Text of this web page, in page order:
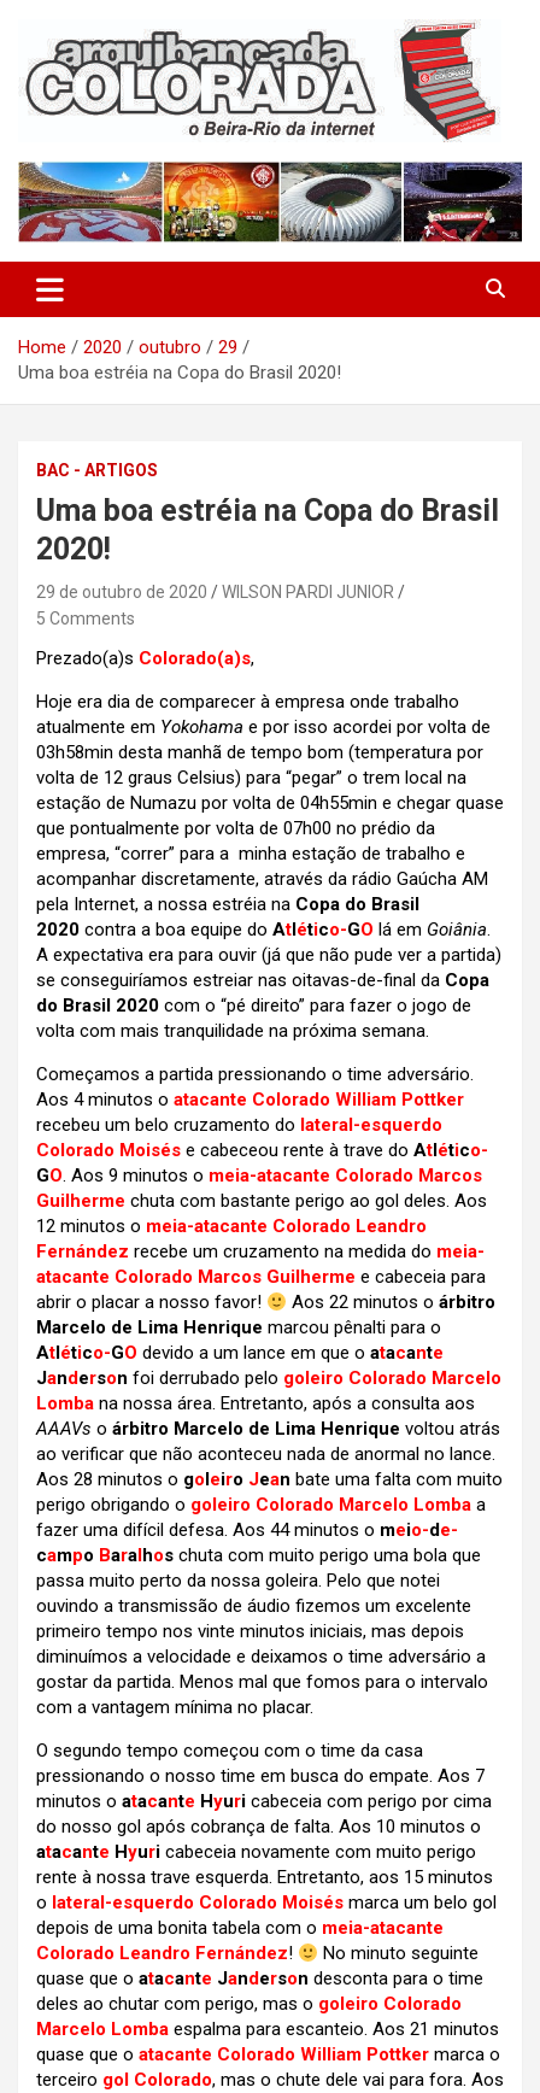
content
Arquibancada Colorada
Home 2020 outubro
29
Uma boa estréia na Copa do Brasil 2020!
BAC - ARTIGOS
Uma boa estréia na Copa do Brasil
2020!
29 de outubro de 2020
WILSON PARDI JUNIOR
5 Comments
Prezado(a)s Colorado(a)s,
Hoje era dia de comparecer à empresa onde trabalho
atualmente em Yokohama e por isso acordei por volta de
03h58min desta manhã de tempo bom (temperatura por
volta de 12 graus Celsius) para “pegar” o trem local na
estação de Numazu por volta de 04h55min e chegar quase
que pontualmente por volta de 07h00 no prédio da
empresa, “correr” para a minha estação de trabalho e
acompanhar discretamente, através da rádio Gaúcha AM
pela Internet, a nossa estréia na Copa do Brasil
2020 contra a boa equipe do Atlético-GO lá em Goiânia.
A expectativa era para ouvir (já que não pude ver a partida)
se conseguiríamos estreiar nas oitavas-de-final da Copa
do Brasil 2020 com o “pé direito” para fazer o jogo de
volta com mais tranquilidade na próxima semana.
Começamos a partida pressionando o time adversário.
Aos 4 minutos o atacante Colorado William Pottker
recebeu um belo cruzamento do lateral-esquerdo
Colorado Moisés e cabeceou rente à trave do Atlético-
GO. Aos 9 minutos o meia-atacante Colorado Marcos
Guilherme chuta com bastante perigo ao gol deles. Aos
12 minutos o meia-atacante Colorado Leandro
Fernández recebe um cruzamento na medida do meia-
atacante Colorado Marcos Guilherme e cabeceia para
abrir o placar a nosso favor!
Aos 22 minutos oárbitro
Marcelo de Lima Henrique marcou pênalti para o
Atlético-GO devido a um lance em que o atacante
Janderson foi derrubado pelo goleiro Colorado Marcelo
Lomba na nossa área. Entretanto, após a consulta aos
AAAVs o árbitro Marcelo de Lima Henrique voltou atrás
ao verificar que não aconteceu nada de anormal no lance.
Aos 28 minutos o goleiro Jean bate uma falta com muito
perigo obrigando o goleiro Colorado Marcelo Lomba a
fazer uma difícil defesa. Aos 44 minutos o meio-de-
campo Baralhos chuta com muito perigo uma bola que
passa muito perto da nossa goleira. Pelo que notei
ouvindo a transmissão de áudio fizemos um excelente
primeiro tempo nos vinte minutos iniciais, mas depois
diminuímos a velocidade e deixamos o time adversário a
gostar da partida. Menos mal que fomos para o intervalo
com a vantagem mínima no placar.
O segundo tempo começou com o time da casa
pressionando o nosso time em busca do empate. Aos 7
minutos o atacante Hyuri cabeceia com perigo por cima
do nosso gol após cobrança de falta. Aos 10 minutos o
atacante Hyuri cabeceia novamente com muito perigo
rente à nossa trave esquerda. Entretanto, aos 15 minutos
o lateral-esquerdo Colorado Moisés marca um belo gol
depois de uma bonita tabela com o meia-atacante
Colorado Leandro Fernández!
No minuto seguinte
quase que o atacante Janderson desconta para o time
deles ao chutar com perigo, mas o goleiro Colorado
Marcelo Lomba espalma para escanteio. Aos 21 minutos
quase que o atacante Colorado William Pottker marca o
terceiro gol Colorado, mas o chute dele vai para fora. Aos